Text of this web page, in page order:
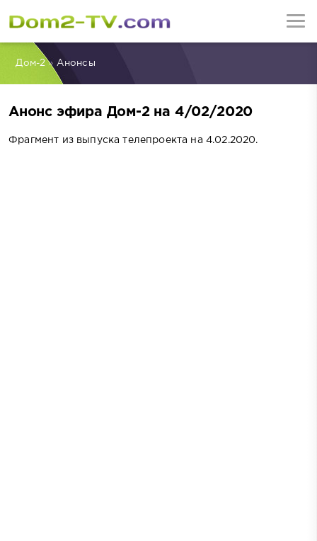
Дом-2» Анонсы
Анонс эфира Дом-2 на 4/02/2020
Фрагмент из выпуска телепроекта на 4.02.2020.